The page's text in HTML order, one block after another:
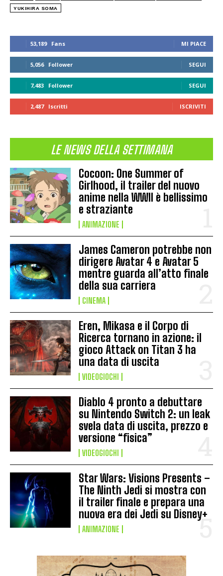
53,189 Fans MI PIACE
5,056 Follower SEGUI
7,483 Follower SEGUI
2,487 Iscritti ISCRIVITI
LE NEWS DELLA SETTIMANA
Cocoon: One Summer of
Girlhood, il trailer del nuovo
anime nella WWII è bellissimo
e straziante
ANIMAZIONE
James Cameron potrebbe non
dirigere Avatar 4 e Avatar 5
mentre guarda all’atto finale
della sua carriera
CINEMA
Eren, Mikasa e il Corpo di
Ricerca tornano in azione: il
gioco Attack on Titan 3 ha
una data di uscita
VIDEOGIOCHI
Diablo 4 pronto a debuttare
su Nintendo Switch 2: un leak
svela data di uscita, prezzo e
versione “fisica”
VIDEOGIOCHI
Star Wars: Visions Presents –
The Ninth Jedi si mostra con
il trailer finale e prepara una
nuova era dei Jedi su Disney+
ANIMAZIONE
YUKIHIRA SOMA